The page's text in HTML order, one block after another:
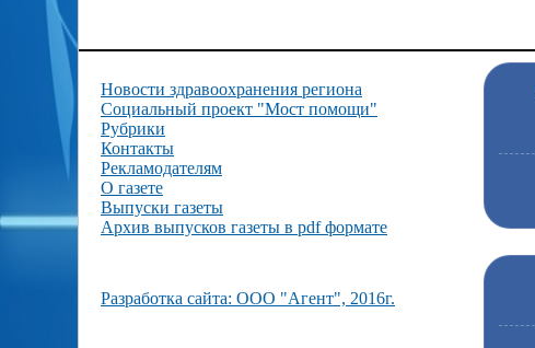
Новости здравоохранения региона
Социальный проект "Мост помощи"
Рубрики
Контакты
Рекламодателям
О газете
Выпуски газеты
Архив выпусков газеты в pdf формате
Разработка сайта: ООО "Агент", 2016г.